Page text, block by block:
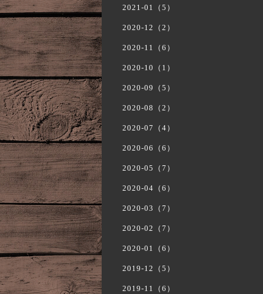
2021-01（5）
2020-12（2）
2020-11（6）
2020-10（1）
2020-09（5）
2020-08（2）
2020-07（4）
2020-06（6）
2020-05（7）
2020-04（6）
2020-03（7）
2020-02（7）
2020-01（6）
2019-12（5）
2019-11（6）